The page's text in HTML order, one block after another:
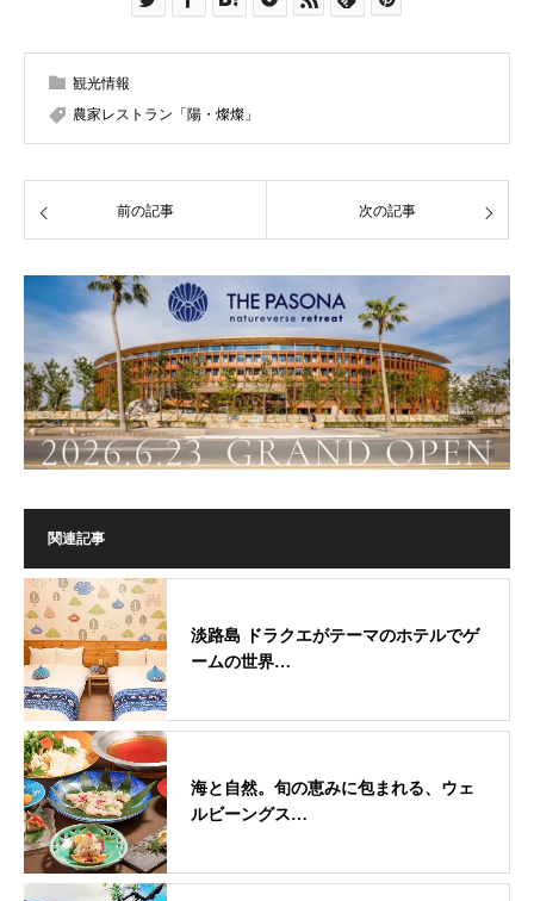
観光情報
農家レストラン「陽・燦燦」
前の記事 次の記事
関連記事
淡路島 ドラクエがテーマのホテルでゲ
ームの世界…
海と自然。旬の恵みに包まれる、ウェ
ルビーングス…